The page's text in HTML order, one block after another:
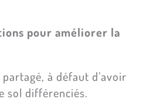
pour améliorer la
à défaut d’avoir
sol différenciés.